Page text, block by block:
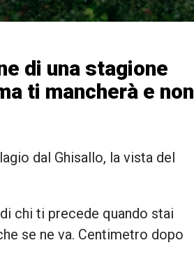
di una stagione
ti mancherà e non
dal Ghisallo, la vista del
chi ti precede quando stai
se ne va. Centimetro dopo